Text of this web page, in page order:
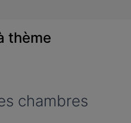
thème
chambres